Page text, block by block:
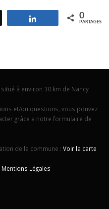
Partagez 0
PARTAGES
à environ 30 km de Nancy
et/ou questions, vous pouvez
grâce a notre formulaire de
de la commune : Voir la carte
Mentions Légales